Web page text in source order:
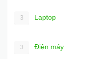
3 Laptop
3 Điện máy